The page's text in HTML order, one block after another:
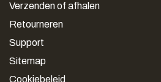
Verzenden of afhalen
Retourneren
Support
Sitemap
Cookiebeleid